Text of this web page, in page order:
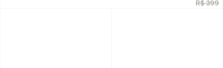
R$ 399